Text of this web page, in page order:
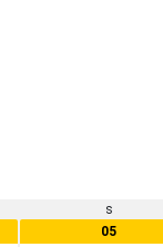
s
05